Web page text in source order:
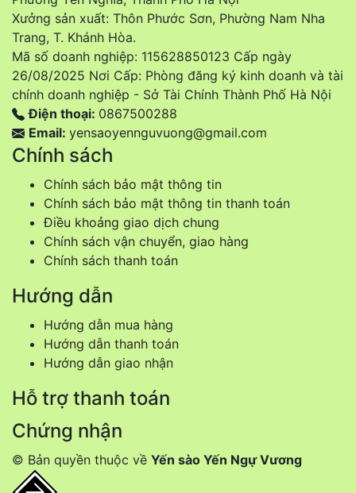
Xưởng sản xuất: Thôn Phước Sơn, Phường Nam Nha
Trang, T. Khánh Hòa.
Mã số doanh nghiệp: 115628850123 Cấp ngày
26/08/2025 Nơi Cấp: Phòng đăng ký kinh doanh và tài
chính doanh nghiệp - Sở Tài Chính Thành Phố Hà Nội
Điện thoại: 0867500288
Email: yensaoyennguvuong@gmail.com
Chính sách
Chính sách bảo mật thông tin
Chính sách bảo mật thông tin thanh toán
Điều khoảng giao dịch chung
Chính sách vận chuyển, giao hàng
Chính sách thanh toán
Hướng dẫn
Hướng dẫn mua hàng
Hướng dẫn thanh toán
Hướng dẫn giao nhận
Hỗ trợ thanh toán
Chứng nhận
© Bản quyền thuộc về Yến sào Yến Ngự Vương